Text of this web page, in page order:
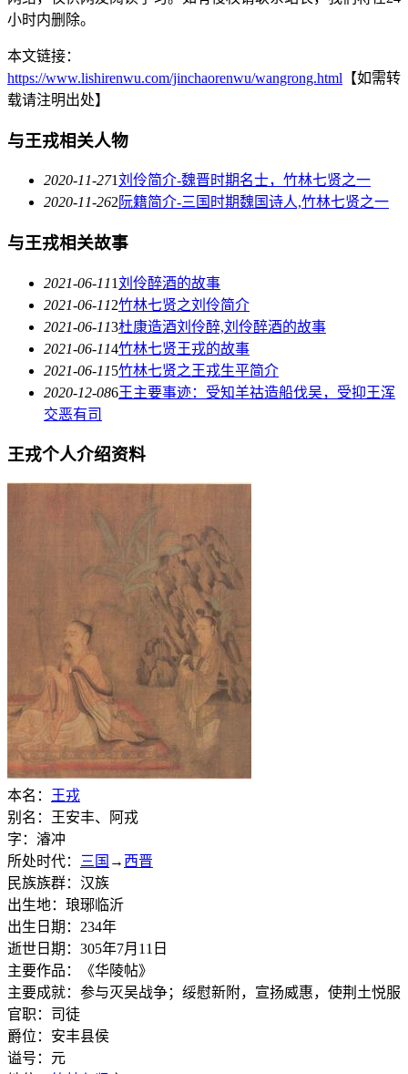
小时内删除。
本文链接：
https://www.lishirenwu.com/jinchaorenwu/wangrong.html 【如需转
载请注明出处】
与王戎相关人物
2020-11-271刘伶简介-魏晋时期名士，竹林七贤之一
2020-11-262 阮籍简介-三国时期魏国诗人,竹林七贤之一
与王戎相关故事
2021-06-111刘伶醉酒的故事
2021-06-112竹林七贤之刘伶简介
2021-06-113杜康造酒刘伶醉,刘伶醉酒的故事
2021-06-114竹林七贤王戎的故事
2021-06-115竹林七贤之王戎生平简介
2020-12-086王主要事迹：受知羊祜造船伐吴，受抑王浑
交恶有司
王戎个人介绍资料
本名：
王戎
别名：王安丰、阿戎
字：濬冲
所处时代：
三国 → 西晋
民族族群：汉族
出生地：琅琊临沂
出生日期：234年
逝世日期：305年7月11日
主要作品：《华陵帖》
主要成就：参与灭吴战争；绥慰新附，宣扬威惠，使荆土悦服
官职：司徒
爵位：安丰县侯
谥号：元